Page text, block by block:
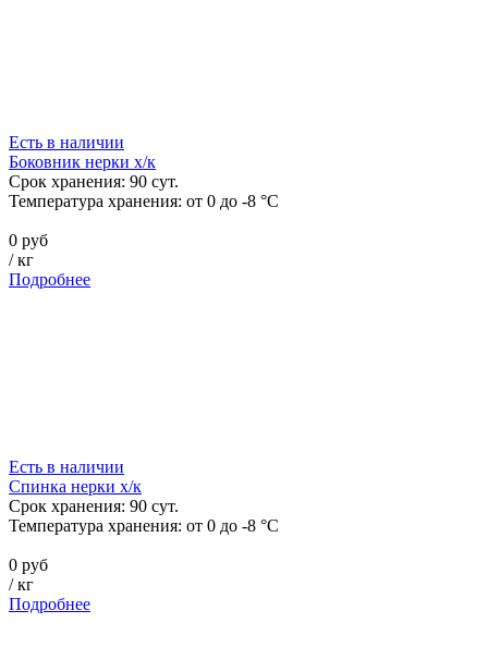
Есть в наличии
Боковник нерки х/к
Срок хранения: 90 сут.
Температура хранения: от 0 до -8 °C
0 руб
/кг
Подробнее
Есть в наличии
Спинка нерки х/к
Срок хранения: 90 сут.
Температура хранения: от 0 до -8 °C
0 руб
/кг
Подробнее